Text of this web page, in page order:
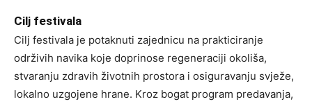
Cilj festivala
Cilj festivala je potaknuti zajednicu na prakticiranje
održivih navika koje doprinose regeneraciji okoliša,
stvaranju zdravih životnih prostora i osiguravanju svježe,
lokalno uzgojene hrane. Kroz bogat program predavanja,